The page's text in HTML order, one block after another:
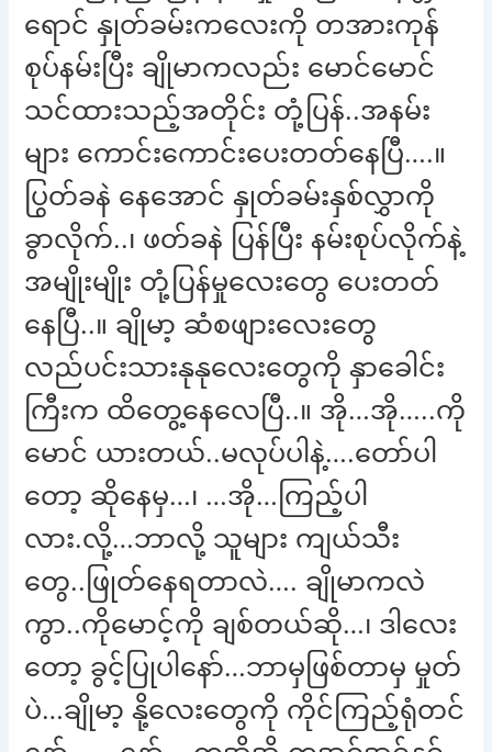
ရောင် နှုတ်ခမ်းကလေးကို တအားကုန်
စုပ်နမ်းပြီး ချိုမာကလည်း မောင်မောင်
သင်ထားသည့်အတိုင်း တုံ့ပြန်..အနမ်း
များ ကောင်းကောင်းပေးတတ်နေပြီ….။
ပြွတ်ခနဲ နေအောင် နှုတ်ခမ်းနှစ်လွှာကို
ခွာလိုက်..၊ ဖတ်ခနဲ ပြန်ပြီး နမ်းစုပ်လိုက်နဲ့
အမျိုးမျိုး တုံ့ပြန်မှုလေးတွေ ပေးတတ်
နေပြီ..။ ချိုမာ့ ဆံစဖျားလေးတွေ
လည်ပင်းသားနုနုလေးတွေကို နှာခေါင်း
ကြီးက ထိတွေ့နေလေပြီ..။ အို…အို…..ကို
မောင် ယားတယ်..မလုပ်ပါနဲ့….တော်ပါ
တော့ ဆိုနေမှ…၊ …အို…ကြည့်ပါ
လား.လို့…ဘာလို့ သူများ ကျယ်သီး
တွေ..ဖြုတ်နေရတာလဲ…. ချိုမာကလဲ
ကွာ..ကိုမောင့်ကို ချစ်တယ်ဆို…၊ ဒါလေး
တော့ ခွင့်ပြုပါနော်…ဘာမှဖြစ်တာမှ မှုတ်
ပဲ…ချိုမာ့ နို့လေးတွေကို ကိုင်ကြည့်ရုံတင်